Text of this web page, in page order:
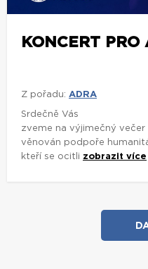
KONCERT PRO
Z pořadu: ADRA
Srdečně Vás
zveme na výjimečný
věnován podpoře
kteří se ocitli zobrazit více